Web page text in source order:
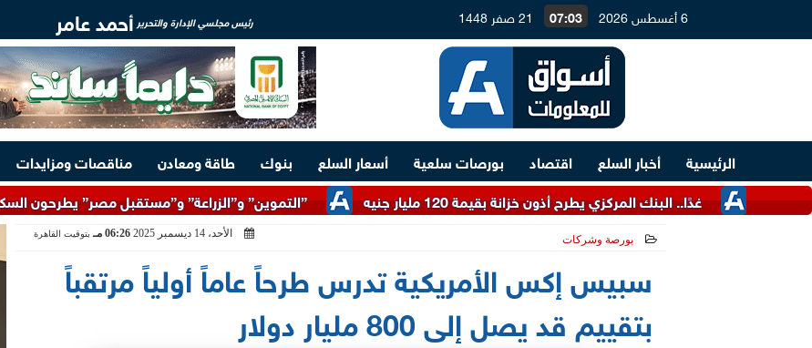
6 أغسطس 2026 07:03 21 صفر 1448 رئيس مجلسي الإدارة والتحرير أحمد عامر
الرئيسية أخبار السلع اقتصاد بورصات سلعية أسعار السلع بنوك طاقة ومعادن مناقصات ومزايدات
”التموين” و”الزراعة” و”مستقبل مصر” يطرحون السكر الحر بسعر 25 جنيهًا للكيلو اعتبارًا من الغد غدًا.. البنك المركزي يطرح أذون خزانة بقيمة 120 مليار جنيه
بورصة وشركات الأحد، 14 ديسمبر 2025 06:26 مـ بتوقيت القاهرة
سبيس إكس الأمريكية تدرس طرحاً عاماً أولياً مرتقباً
بتقييم قد يصل إلى 800 مليار دولار